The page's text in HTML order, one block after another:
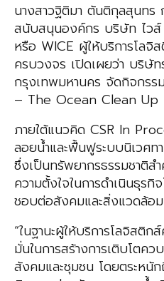
นางสาวฐิติมา ตันติกุลสุนทร
สนับสนุนองค์กร บริษัท ไว
หรือ WICE ผู้ให้บริการโลจิ
ครบวงจร เปิดเผยว่า บริษั
กรุงเทพมหานคร จัดกิจกร
– The Ocean Clean Up
ภายใต้แนวคิด CSR In
ลอยน้ำและฟื้นฟูระบบนิเวศท
ซึ่งเป็นทรัพยากรธรรมชาติ
ความตั้งใจในการดำเนินธุร
ชอบต่อสังคมและสิ่งแวดล้อ
“ในฐานะผู้ให้บริการโลจิสติ
มั่นในการสร้างการเติบโตค
สังคมและชุมชน โดยตระหนั